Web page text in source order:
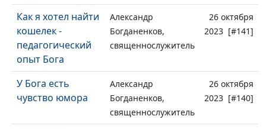
Как я хотел найти
кошелек -
педагогический
опыт Бога
Александр
Богданенков,
священнослужитель
26 октября
2023 [#141]
У Бога есть
чувство юмора
Александр
Богданенков,
священнослужитель
26 октября
2023 [#140]